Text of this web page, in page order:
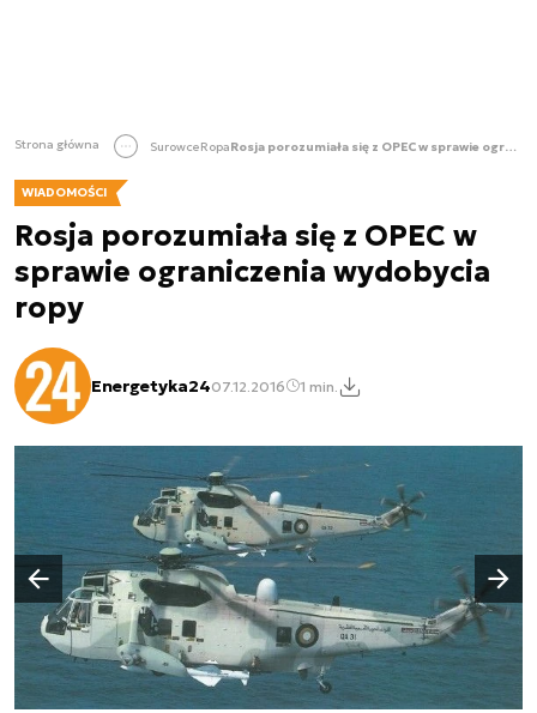
Strona główna SurowceRopa Rosja porozumiała się z OPEC w sprawie ograniczenia wydobycia ropy
WIADOMOŚCI
Rosja porozumiała się z OPEC w
sprawie ograniczenia wydobycia
ropy
Energetyka2407.12.2016 1 min.
Poprzedni slajd
Następny slajd